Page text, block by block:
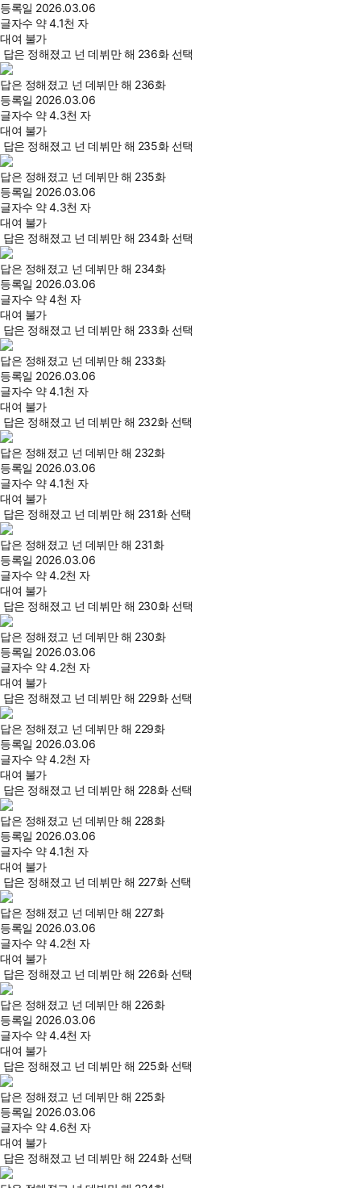
등록일 2026.03.06
글자수 약 4.1천 자
대여 불가
답은 정해졌고 넌 데뷔만 해 236화 선택
답은 정해졌고 넌 데뷔만 해 236화
등록일 2026.03.06
글자수 약 4.3천 자
대여 불가
답은 정해졌고 넌 데뷔만 해 235화 선택
답은 정해졌고 넌 데뷔만 해 235화
등록일 2026.03.06
글자수 약 4.3천 자
대여 불가
답은 정해졌고 넌 데뷔만 해 234화 선택
답은 정해졌고 넌 데뷔만 해 234화
등록일 2026.03.06
글자수 약 4천 자
대여 불가
답은 정해졌고 넌 데뷔만 해 233화 선택
답은 정해졌고 넌 데뷔만 해 233화
등록일 2026.03.06
글자수 약 4.1천 자
대여 불가
답은 정해졌고 넌 데뷔만 해 232화 선택
답은 정해졌고 넌 데뷔만 해 232화
등록일 2026.03.06
글자수 약 4.1천 자
대여 불가
답은 정해졌고 넌 데뷔만 해 231화 선택
답은 정해졌고 넌 데뷔만 해 231화
등록일 2026.03.06
글자수 약 4.2천 자
대여 불가
답은 정해졌고 넌 데뷔만 해 230화 선택
답은 정해졌고 넌 데뷔만 해 230화
등록일 2026.03.06
글자수 약 4.2천 자
대여 불가
답은 정해졌고 넌 데뷔만 해 229화 선택
답은 정해졌고 넌 데뷔만 해 229화
등록일 2026.03.06
글자수 약 4.2천 자
대여 불가
답은 정해졌고 넌 데뷔만 해 228화 선택
답은 정해졌고 넌 데뷔만 해 228화
등록일 2026.03.06
글자수 약 4.1천 자
대여 불가
답은 정해졌고 넌 데뷔만 해 227화 선택
답은 정해졌고 넌 데뷔만 해 227화
등록일 2026.03.06
글자수 약 4.2천 자
대여 불가
답은 정해졌고 넌 데뷔만 해 226화 선택
답은 정해졌고 넌 데뷔만 해 226화
등록일 2026.03.06
글자수 약 4.4천 자
대여 불가
답은 정해졌고 넌 데뷔만 해 225화 선택
답은 정해졌고 넌 데뷔만 해 225화
등록일 2026.03.06
글자수 약 4.6천 자
대여 불가
답은 정해졌고 넌 데뷔만 해 224화 선택